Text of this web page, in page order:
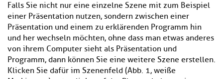
Falls Sie nicht nur eine einzelne Szene mit zum Beispiel
einer Präsentation nutzen, sondern zwischen einer
Präsentation und einem zu erklärenden Programm hin
und her wechseln möchten, ohne dass man etwas anderes
von ihrem Computer sieht als Präsentation und
Programm, dann können Sie eine weitere Szene erstellen.
Klicken Sie dafür im Szenenfeld (Abb. 1, weiße